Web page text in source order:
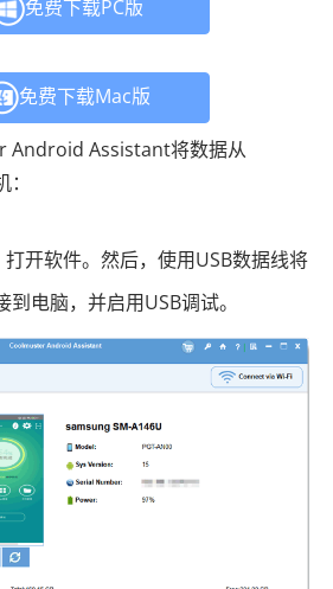
免费下载PC版
免费下载Mac版
Android Assistant将数据从
开软件。然后，使用USB数据线将
电脑，并启用USB调试。